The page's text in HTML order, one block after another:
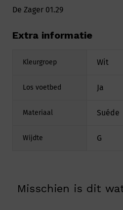
De Zager 01.29
Extra informatie
Kleurgroep Wit
Los voetbed Ja
Materiaal Suéde
Wijdte G
Misschien is dit